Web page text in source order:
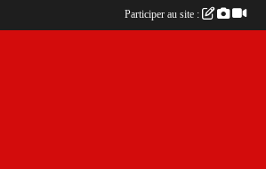
Participer au site :